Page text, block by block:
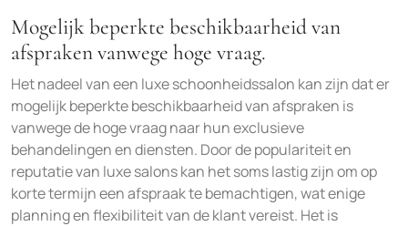
Mogelijk beperkte beschikbaarheid van
afspraken vanwege hoge vraag.
Het nadeel van een luxe schoonheidssalon kan zijn dat er
mogelijk beperkte beschikbaarheid van afspraken is
vanwege de hoge vraag naar hun exclusieve
behandelingen en diensten. Door de populariteit en
reputatie van luxe salons kan het soms lastig zijn om op
korte termijn een afspraak te bemachtigen, wat enige
planning en flexibiliteit van de klant vereist. Het is